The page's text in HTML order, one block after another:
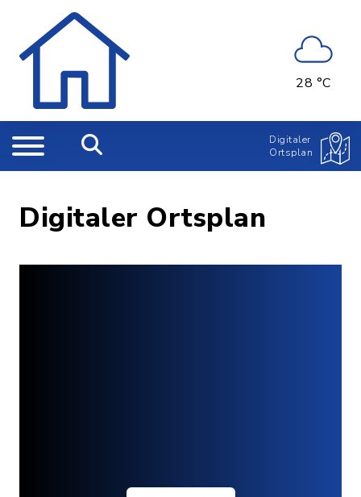
28 °C
Digitaler
Ortsplan
Digitaler Ortsplan